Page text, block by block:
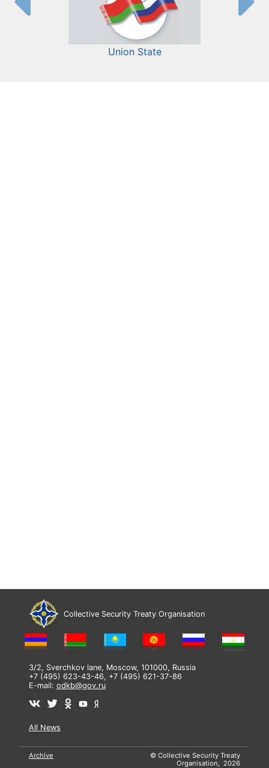
Union State
Collective Security Treaty Organisation
3/2, Sverchkov lane, Moscow, 101000, Russia
+7 (495) 623-43-46, +7 (495) 621-37-86
E-mail: odkb@gov.ru
All News
Archive
© Collective Security Treaty
Organisation, 2026